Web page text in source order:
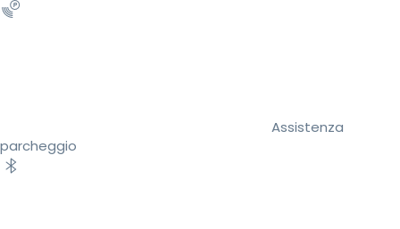
Assistenza
parcheggio